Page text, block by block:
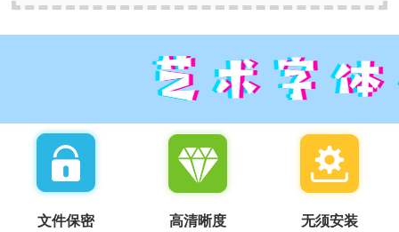
文件保密 高清晰度 无须安装